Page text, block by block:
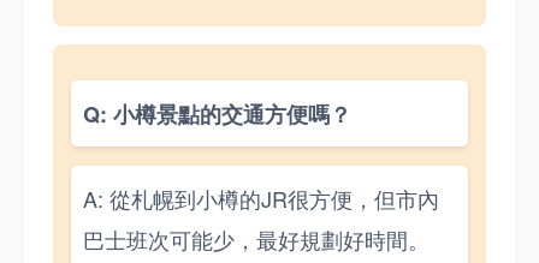
Q: 小樽景點的交通方便嗎？
A: 從札幌到小樽的JR很方便，但市內
巴士班次可能少，最好規劃好時間。